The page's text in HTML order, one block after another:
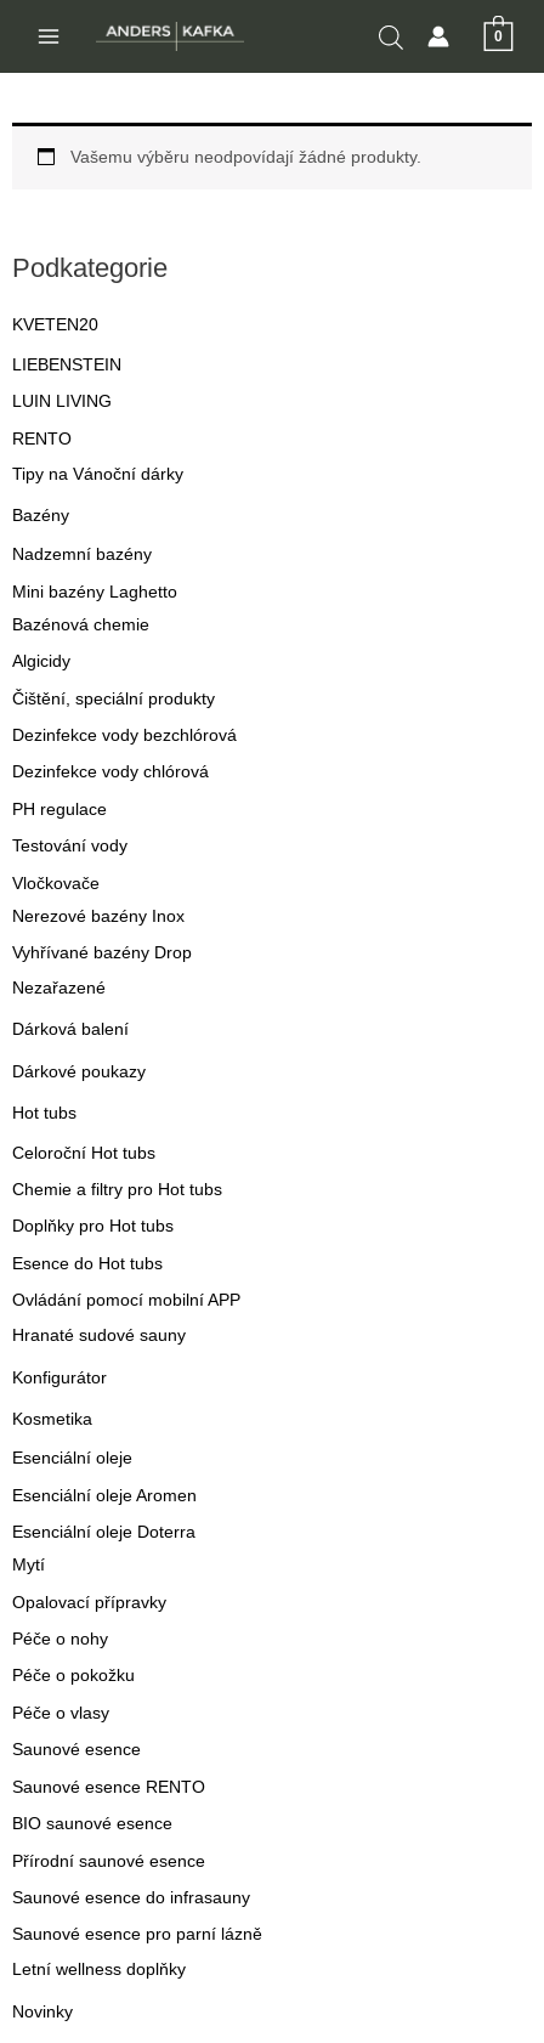
obsah
0
Podkategorie
KVETEN20
LIEBENSTEIN
LUIN LIVING
RENTO
Tipy na Vánoční dárky
Bazény
Nadzemní bazény
Mini bazény Laghetto
Bazénová chemie
Algicidy
Čištění, speciální produkty
Dezinfekce vody bezchlórová
Dezinfekce vody chlórová
PH regulace
Testování vody
Vločkovače
Nerezové bazény Inox
Vyhřívané bazény Drop
Nezařazené
Dárková balení
Dárkové poukazy
Hot tubs
Celoroční Hot tubs
Chemie a filtry pro Hot tubs
Doplňky pro Hot tubs
Esence do Hot tubs
Ovládání pomocí mobilní APP
Hranaté sudové sauny
Konfigurátor
Kosmetika
Esenciální oleje
Esenciální oleje Aromen
Esenciální oleje Doterra
Mytí
Opalovací přípravky
Péče o nohy
Péče o pokožku
Péče o vlasy
Saunové esence
Saunové esence RENTO
BIO saunové esence
Přírodní saunové esence
Saunové esence do infrasauny
Saunové esence pro parní lázně
Letní wellness doplňky
Novinky
Vašemu výběru neodpovídají žádné produkty.